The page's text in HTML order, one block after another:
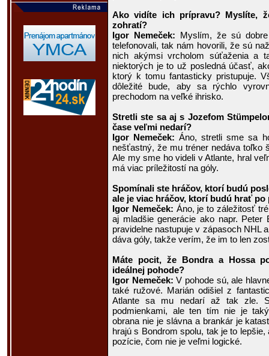
Ako vidíte ich prípravu? Myslíte,
zohratí?
Igor Nemeček: Myslím, že sú
telefonovali, tak nám hovorili, že sú
nich akýmsi vrcholom súťaženia a
niektorých je to už posledná účasť,
ktorý k tomu fantasticky pristupuje.
dôležité bude, aby sa rýchlo
prechodom na veľké ihrisko.
Stretli ste sa aj s Jozefom
čase veľmi nedarí?
Igor Nemeček: Áno, stretli sme sa
nešťastný, že mu tréner nedáva toľko
Ale my sme ho videli v Atlante, hral
má viac príležitostí na góly.
Spomínali ste hráčov, ktorí budú
ale je viac hráčov, ktorí budú hrať po
Igor Nemeček: Áno, je to záležitosť
aj mladšie generácie ako napr. Peter
pravidelne nastupuje v zápasoch NHL
dáva góly, takže verím, že im to len
Máte pocit, že Bondra a Hossa
ideálnej pohode?
Igor Nemeček: V pohode sú, ale
také ružové. Marián odišiel z
Atlante sa mu nedarí až tak zle.
podmienkami, ale ten tím nie je
obrana nie je slávna a brankár je
hrajú s Bondrom spolu, tak je to
pozície, čom nie je veľmi logické.